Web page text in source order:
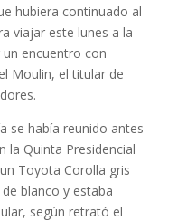
hubiera continuado al
viajar este lunes a la
encuentro con
Moulin, el titular de
se había reunido antes
la Quinta Presidencial
Toyota Corolla gris
blanco y estaba
según retrató el